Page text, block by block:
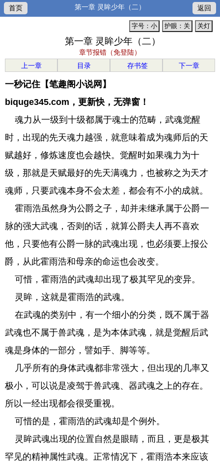
首页 第一章 灵眸少年（二） 返回
关灯
护眼：关
字号：小
第一章 灵眸少年（二）
章节报错（免登陆）
上一章
目录 存书签 下一章
一秒记住【笔趣阁小说网】
biquge345.com，更新快，无弹窗！
魂力从一级到十级都属于魂士的范畴，武魂觉醒
时，出现的先天魂力越强，就意味着成为魂师后的天
赋越好，修炼速度也会越快。觉醒时如果魂力为十
级，那就是天赋最好的先天满魂力，也被称之为天才
魂师，只要武魂本身不会太差，都会有不小的成就。
霍雨浩虽然身为公爵之子，却并未继承属于公爵一
脉的强大武魂，否则的话，就算公爵夫人再不喜欢
他，只要他有公爵一脉的武魂出现，也必须要上报公
爵，从此霍雨浩和母亲的命运也会改变。
可惜，霍雨浩的武魂却出现了极其罕见的变异。
灵眸，这就是霍雨浩的武魂。
在武魂的类别中，有一个细小的分类，既不属于器
武魂也不属于兽武魂，是为本体武魂，就是觉醒后武
魂是身体的一部分，譬如手、脚等等。
几乎所有的身体武魂都非常强大，但出现的几率又
极小，可以说是凌驾于兽武魂、器武魂之上的存在。
所以一经出现都会很受重视。
可惜的是，霍雨浩的武魂却是个例外。
灵眸武魂出现的位置自然是眼睛，而且，更是极其
罕见的精神属性武魂。正常情况下，霍雨浩本来应该